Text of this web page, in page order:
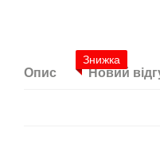
Знижка
Опис Новий